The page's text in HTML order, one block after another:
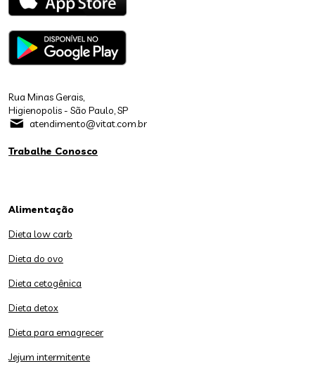
Rua Minas Gerais,
Higienopolis - São Paulo, SP
atendimento@vitat.com.br
Trabalhe Conosco
Alimentação
Dieta low carb
Dieta do ovo
Dieta cetogênica
Dieta detox
Dieta para emagrecer
Jejum intermitente